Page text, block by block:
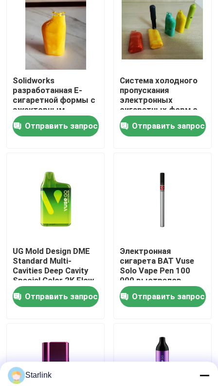
Домой
Продукция
Экскурсия по фабрике
Контроль качества
Контакт с нами
Запросить расценки
Solidworks
разработанная E-
сигаретной формы с
эжекторным
штифтом
настраиваемого
дизайна
Отправить запрос
Система холодного
пропускания
электронных
сигаретных форм с
основой формы LKM
и алюминиевым
материалом
Отправить запрос
UG Mold Design DME
Standard Multi-
Cavities Deep Cavity
Special Color 2K Flow
Mark for British
American Tobacco
BAT Vuse Go Edition 1
Отправить запрос
Электронная
сигарета BAT Vuse
Solo Vape Pen 100
000 выстрелов
Продолжительность
жизни плесени
Отправить запрос
Starlink